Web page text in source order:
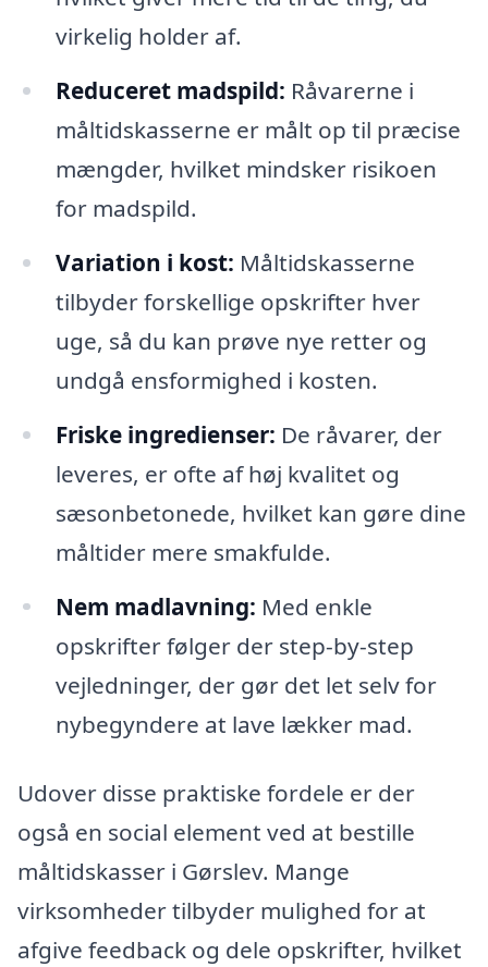
virkelig holder af.
Reduceret madspild: Råvarerne i
måltidskasserne er målt op til præcise
mængder, hvilket mindsker risikoen
for madspild.
Variation i kost: Måltidskasserne
tilbyder forskellige opskrifter hver
uge, så du kan prøve nye retter og
undgå ensformighed i kosten.
Friske ingredienser: De råvarer, der
leveres, er ofte af høj kvalitet og
sæsonbetonede, hvilket kan gøre dine
måltider mere smakfulde.
Nem madlavning: Med enkle
opskrifter følger der step-by-step
vejledninger, der gør det let selv for
nybegyndere at lave lækker mad.
Udover disse praktiske fordele er der
også en social element ved at bestille
måltidskasser i Gørslev. Mange
virksomheder tilbyder mulighed for at
afgive feedback og dele opskrifter, hvilket